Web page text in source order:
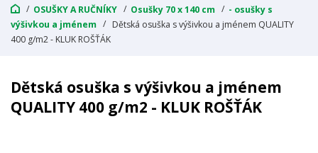
OSUŠKY A RUČNÍKY Osušky 70 x 140 cm
- osušky s
výšivkou a jménem
Dětská osuška s výšivkou a jménem QUALITY
400 g/m2 - KLUK ROŠŤÁK
Dětská osuška s výšivkou a jménem
QUALITY 400 g/m2 - KLUK ROŠŤÁK